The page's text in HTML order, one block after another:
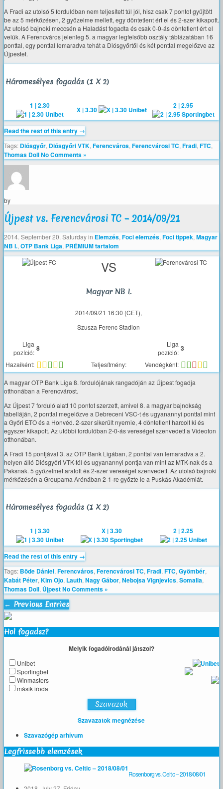
A Fradi az utolsó 5 fordulóban nem teljesített túl jól, hisz csak 7 pontot gyűjtött
be az 5 mérkőzésen, 2 győzelme mellett, egy döntetlent ért el és 2-szer kikapott.
Az utolsó bajnoki meccsén a Haladást fogadta és csak 0-0-ás döntetlent ért el
velük. A Ferencváros jelenleg 5. a magyar legfelsőbb osztály táblázatában 16
ponttal, egy ponttal lemaradva tehát a Diósgyőrtől és két ponttal megelőzve az
Újpestet.
Háromesélyes fogadás (1 X 2)
1 | 2.30 X | 3.30 2 | 2.95
Read the rest of this entry →
Tags: Diósgyőr, Diósgyőri VTK, Ferencváros, Ferencvárosi TC, Fradi, FTC,
Thomas DollNo Comments »
by
Újpest vs. Ferencvárosi TC – 2014/09/21
2014. September 20. Saturdayin Elemzés, Foci elemzés, Foci tippek, Magyar
NB I., OTP Bank Liga, PRÉMIUM tartalom
VS
Magyar NB I.
2014/09/21 16:30 (CET),
Szusza Ferenc Stadion
Liga
pozíció: 8
Liga
pozíció: 3
Hazaiként: Teljesítmény: Vendégként:
A magyar OTP Bank Liga 8. fordulójának rangadóján az Újpest fogadja
otthonában a Ferencvárost.
Az Újpest 7 forduló alatt 10 pontot szerzett, amivel 8. a magyar bajnokság
tabelláján, 2 ponttal megelőzve a Debreceni VSC-t és ugyanannyi ponttal mint
a Győri ETO és a Honvéd. 2-szer sikerült nyernie, 4 döntetlent harcolt ki és
egyszer kikapott. Az utóbbi fordulóban 2-0-ás vereséget szenvedett a Videoton
otthonában.
A Fradi 15 pontjával 3. az OTP Bank Ligában, 2 ponttal van lemaradva a 2.
helyen álló Diósgyőri VTK-tól és ugyanannyi pontja van mint az MTK-nak és a
Paksnak. 5 győzelmet aratott és 2-szer vereséget szenvedett. Az utolsó bajnoki
mérkőzésén a Groupama Arénában 2-1-re győzte le a Puskás Akadémiát.
Háromesélyes fogadás (1 X 2)
1 | 3.30 X | 3.30 2 | 2.25
Read the rest of this entry →
Tags: Böde Dániel, Ferencváros, Ferencvárosi TC, Fradi, FTC, Gyömbér,
Kabát Péter, Kim Ojo, Lauth, Nagy Gábor, Nebojsa Vignjevics, Somalia,
Thomas Doll, ÚjpestNo Comments »
← Previous Entries
Hol fogadsz?
Melyik fogadóirodánál játszol?
Unibet
Sportingbet
Winmasters
másik iroda
Szavazatok megnézése
Szavazógép arhívum
Legfrissebb elemzések
Rosenborg vs. Celtic – 2018/08/01